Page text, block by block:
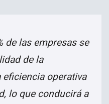
de las empresas se
de la
operativa
lo que conducirá a